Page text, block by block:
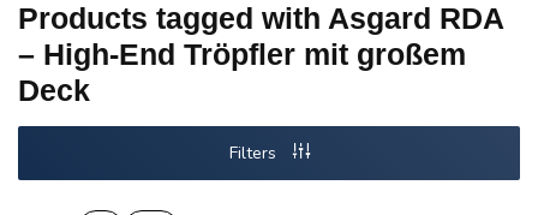
Products tagged with Asgard RDA
– High-End Tröpfler mit großem
Deck
Filters